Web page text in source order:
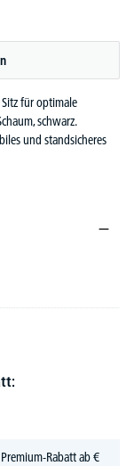
für optimale
schwarz.
und standsicheres
Rabatt ab €